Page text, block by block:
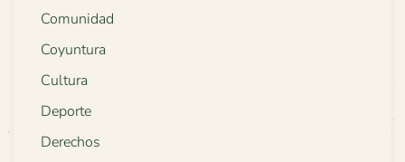
Comunidad
Coyuntura
Cultura
Deporte
Derechos